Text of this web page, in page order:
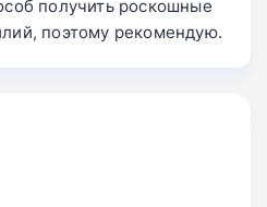
получить роскошные
поэтому рекомендую.